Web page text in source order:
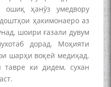
ҳанӯз умедвору
ҳакимонаеро аз
шоири ғазали дувум
дорад. Моҳияти
шарҳи воқеӣ медиҳад.
ки дидем, сухан